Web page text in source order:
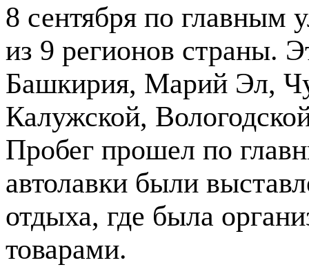
8 сентября по главным
из 9 регионов страны.
Башкирия, Марий Эл,
Калужской,
Пробег прошел по
автолавки были
отдыха, где была
товарами.